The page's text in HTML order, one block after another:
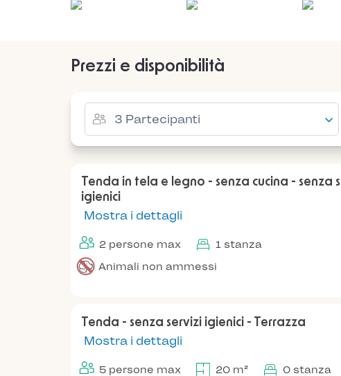
Prezzi e disponibilità
Tenda in tela e legno - senza cucina - senza
igienici
Mostra i dettagli
2 persone max
1 stanza
Animali non ammessi
Tenda - senza servizi igienici - Terrazza
Mostra i dettagli
5 persone max 20 m²
0 stanza